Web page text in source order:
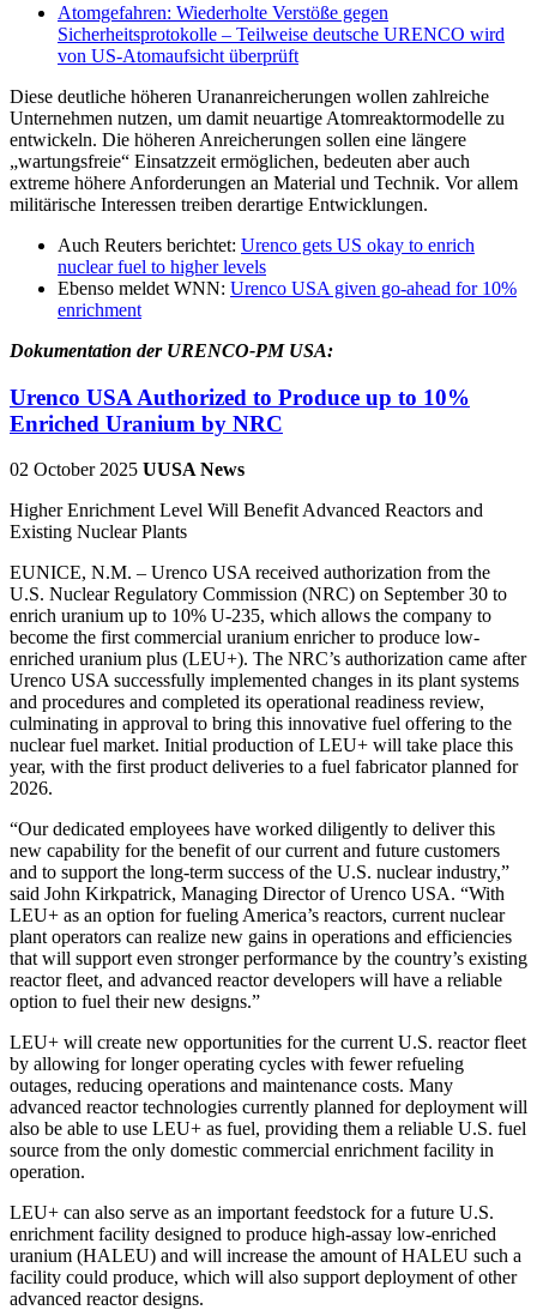
Atomgefahren: Wiederholte Verstöße gegen
Sicherheitsprotokolle – Teilweise deutsche URENCO wird
von US-Atomaufsicht überprüft
Diese deutliche höheren Urananreicherungen wollen zahlreiche
Unternehmen nutzen, um damit neuartige Atomreaktormodelle zu
entwickeln. Die höheren Anreicherungen sollen eine längere
„wartungsfreie“ Einsatzzeit ermöglichen, bedeuten aber auch
extreme höhere Anforderungen an Material und Technik. Vor allem
militärische Interessen treiben derartige Entwicklungen.
Auch Reuters berichtet: Urenco gets US okay to enrich
nuclear fuel to higher levels
Ebenso meldet WNN: Urenco USA given go-ahead for 10%
enrichment
Dokumentation der URENCO-PM USA:
Urenco USA Authorized to Produce up to 10%
Enriched Uranium by NRC
02 October 2025 UUSA News
Higher Enrichment Level Will Benefit Advanced Reactors and
Existing Nuclear Plants
EUNICE, N.M. – Urenco USA received authorization from the
U.S. Nuclear Regulatory Commission (NRC) on September 30 to
enrich uranium up to 10% U-235, which allows the company to
become the first commercial uranium enricher to produce low-
enriched uranium plus (LEU+). The NRC’s authorization came after
Urenco USA successfully implemented changes in its plant systems
and procedures and completed its operational readiness review,
culminating in approval to bring this innovative fuel offering to the
nuclear fuel market. Initial production of LEU+ will take place this
year, with the first product deliveries to a fuel fabricator planned for
2026.
“Our dedicated employees have worked diligently to deliver this
new capability for the benefit of our current and future customers
and to support the long-term success of the U.S. nuclear industry,”
said John Kirkpatrick, Managing Director of Urenco USA. “With
LEU+ as an option for fueling America’s reactors, current nuclear
plant operators can realize new gains in operations and efficiencies
that will support even stronger performance by the country’s existing
reactor fleet, and advanced reactor developers will have a reliable
option to fuel their new designs.”
LEU+ will create new opportunities for the current U.S. reactor fleet
by allowing for longer operating cycles with fewer refueling
outages, reducing operations and maintenance costs. Many
advanced reactor technologies currently planned for deployment will
also be able to use LEU+ as fuel, providing them a reliable U.S. fuel
source from the only domestic commercial enrichment facility in
operation.
LEU+ can also serve as an important feedstock for a future U.S.
enrichment facility designed to produce high-assay low-enriched
uranium (HALEU) and will increase the amount of HALEU such a
facility could produce, which will also support deployment of other
advanced reactor designs.